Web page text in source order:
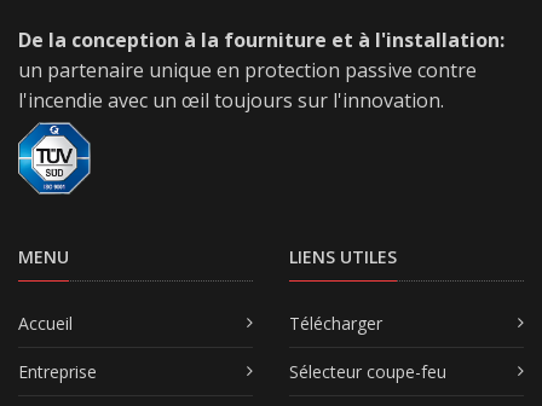
De la conception à la fourniture et à l'installation:
un partenaire unique en protection passive contre
l'incendie avec un œil toujours sur l'innovation.
MENU
Accueil
Entreprise
LIENS UTILES
Télécharger
Sélecteur coupe-feu